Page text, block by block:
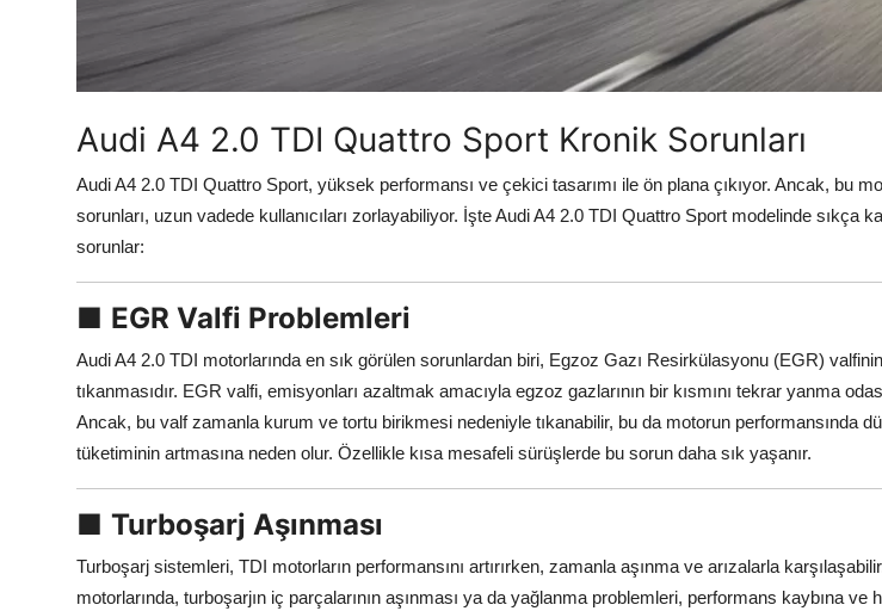
Aydınlatma & Görüş
Şanzıman & Aktarma
Dizel Sistemler
Multimedya & Elektronik
Audi A4 2.0 TDI Quattro Sport Kronik Sorunları
Audi A4 2.0 TDI Quattro Sport, yüksek performansı ve çekici tasarımı ile ön plana çıkıyor. Ancak, bu
sorunları, uzun vadede kullanıcıları zorlayabiliyor. İşte Audi A4 2.0 TDI Quattro Sport modelinde sıkça
sorunlar:
■ EGR Valfi Problemleri
Audi A4 2.0 TDI motorlarında en sık görülen sorunlardan biri, Egzoz Gazı Resirkülasyonu (EGR)
tıkanmasıdır. EGR valfi, emisyonları azaltmak amacıyla egzoz gazlarının bir kısmını tekrar yanma
Ancak, bu valf zamanla kurum ve tortu birikmesi nedeniyle tıkanabilir, bu da motorun performansında
tüketiminin artmasına neden olur. Özellikle kısa mesafeli sürüşlerde bu sorun daha sık yaşanır.
■ Turboşarj Aşınması
Turboşarj sistemleri, TDI motorların performansını artırırken, zamanla aşınma ve arızalarla
motorlarında, turboşarjın iç parçalarının aşınması ya da yağlanma problemleri, performans kaybına ve